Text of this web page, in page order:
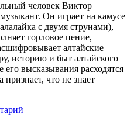
человек Виктор
Он играет на камусе
с двумя струнами),
горловое пение,
алтайские
историю и быт алтайского
высказывания расходятся
что не знает